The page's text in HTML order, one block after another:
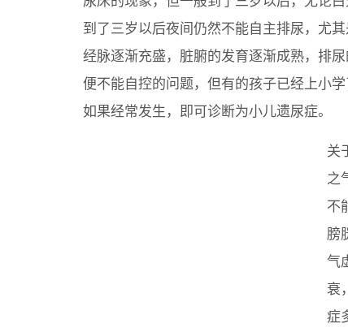
到了三岁以后夜间仍然不能自主排尿，尤
经脉逐渐充盛，脏腑的发育逐渐成熟，排
便不能自控的问题，但有的孩子已经上小
如果经常发生，即可诊断为小儿遗尿症。
关
之
不
膀
气
衰
症